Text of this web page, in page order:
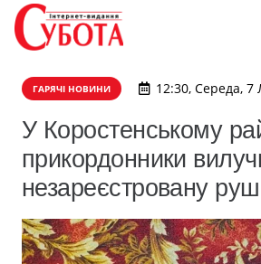
ГАРЯЧІ НОВИНИ 12:30, Середа, 7
У Коростенському
прикордонники
незареєстровану